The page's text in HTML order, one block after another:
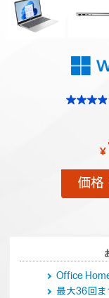
￥
価格
Office
最大36回